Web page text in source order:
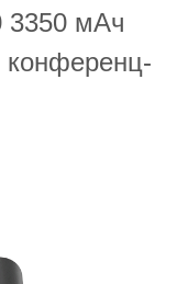
3350 мАч
конференц-